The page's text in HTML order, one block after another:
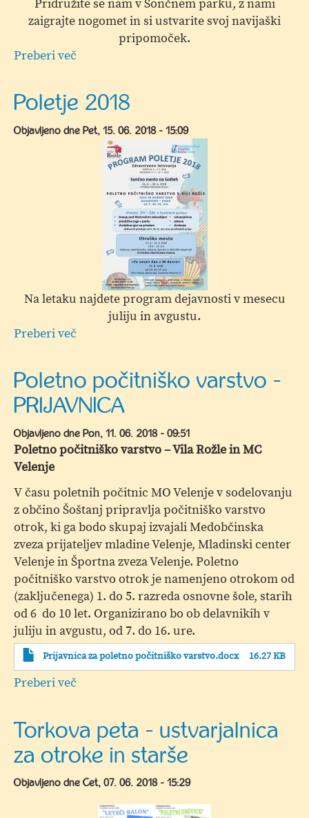
Pridružite se nam v Sončnem parku, z nami
zaigrajte nogomet in si ustvarite svoj navijaški
pripomoček.
Preberi več
Velenje
in
NK
Rudar
Velenje
obisku
Poletje 2018
Objavljeno dne Pet, 15. 06. 2018 - 15:09
Na letaku najdete program dejavnosti v mesecu
juliju in avgustu.
Preberi več
Poletno počitniško varstvo -
PRIJAVNICA
Objavljeno dne Pon, 11. 06. 2018 - 09:51
Poletno počitniško varstvo – Vila Rožle in MC
Velenje
V času poletnih počitnic MO Velenje v sodelovanju
z občino Šoštanj pripravlja počitniško varstvo
otrok, ki ga bodo skupaj izvajali Medobčinska
zveza prijateljev mladine Velenje, Mladinski center
Velenje in Športna zveza Velenje. Poletno
počitniško varstvo otrok je namenjeno otrokom od
(zaključenega) 1. do 5. razreda osnovne šole, starih
od 6 do 10 let. Organizirano bo ob delavnikih v
juliju in avgustu, od 7. do 16. ure.
Prijavnica za poletno počitniško varstvo.docx 16.27 KB
Preberi več
varstvo
-
Torkova peta - ustvarjalnica
za otroke in starše
Objavljeno dne Čet, 07. 06. 2018 - 15:29